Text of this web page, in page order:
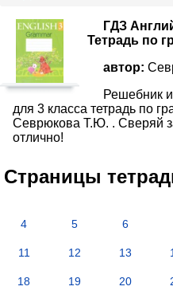
ГДЗ
Тетрадь по
автор:
Решебник
для 3 класса тетрадь по
Севрюкова Т.Ю. . Сверяй
отлично!
Страницы
4 5 6
11 12 13
18 19 20